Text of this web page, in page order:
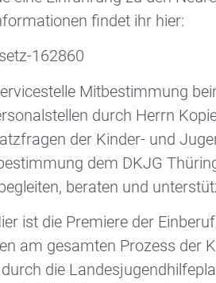
findet ihr hier:
162860
Mitbestimmung
durch Herrn
der Kinder- und
dem DKJG
beraten und
ist die Premiere der
am gesamten Prozess der
die